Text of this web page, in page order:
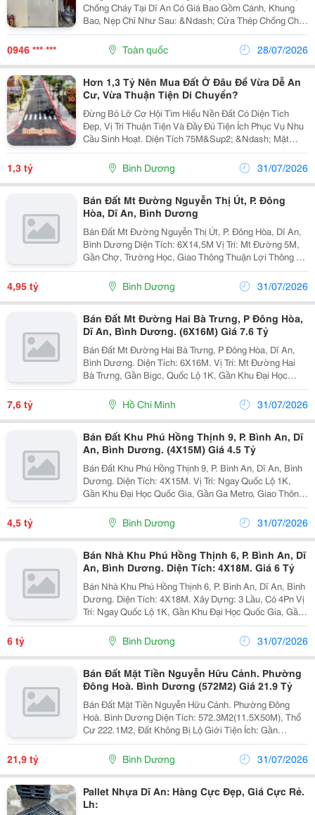
Chống Cháy Tại Dĩ An Có Giá Bao Gồm Cánh, Khung
Bao, Nẹp Chỉ Như Sau: &Ndash; Cửa Thép Chống Cháy
Có Kiểm Định Ei70: 2.550.000 Đ/ M2 &Ndash; Cửa
Thép Chống Cháy Có Kiểm Định Ei90: 2.850.000 Đ/...
0946 *** *** Toàn quốc 28/07/2026
Hơn 1,3 Tỷ Nên Mua Đất Ở Đâu Để Vừa Dễ An
Cư, Vừa Thuận Tiện Di Chuyển?
Đừng Bỏ Lỡ Cơ Hội Tìm Hiểu Nền Đất Có Diện Tích
Đẹp, Vị Trí Thuận Tiện Và Đầy Đủ Tiện Ích Phục Vụ Nhu
Cầu Sinh Hoạt. Diện Tích 75M&Sup2; &Ndash; Mặt
Tiền 5M Khoảng 40 Phút Di Chuyển Đến Tp.hcm Sổ
Hồng Riêng, Thông Tin Pháp Lý Rõ Ràng ✔️ Gần Chợ,...
1,3 tỷ Bình Dương 31/07/2026
Bán Đất Mt Đường Nguyễn Thị Út, P. Đông
Hòa, Dĩ An, Bình Dương
Bán Đất Mt Đường Nguyễn Thị Út, P. Đông Hòa, Dĩ An,
Bình Dương Diện Tích: 6X14,5M Vị Trí: Mt Đường 5M,
Gần Chợ, Trường Học, Giao Thông Thuận Lợi Thông Ra
Trần Hưng Đạo, Quốc Lộ 1K&Hellip;&Hellip; Pháp Lý: Sổ
Đỏ Giá: 4,95 Tỷ Vui Lòng Liên...
4,95 tỷ Bình Dương 31/07/2026
Bán Đất Mt Đường Hai Bà Trưng, P Đông Hòa,
Dĩ An, Bình Dương. (6X16M) Giá 7.6 Tỷ
Bán Đất Mt Đường Hai Bà Trưng, P Đông Hòa, Dĩ An,
Bình Dương. Diện Tích: 6X16M. Vị Trí: Mt Đường Hai
Bà Trưng, Gần Bigc, Quốc Lộ 1K, Gần Khu Đại Học
Quốc Gia, Gần Ga Metro, Giao Thông Thuận Lợi,
&Hellip;.. Pháp Lý: Sổ Đỏ. Giá: 7,6 Tỷ.tl ...
7,6 tỷ Hồ Chí Minh 31/07/2026
Bán Đất Khu Phú Hồng Thịnh 9, P. Bình An, Dĩ
An, Bình Dương. (4X15M) Giá 4.5 Tỷ
Bán Đất Khu Phú Hồng Thịnh 9, P. Bình An, Dĩ An, Bình
Dương. Diện Tích: 4X15M. Vị Trí: Ngay Quốc Lộ 1K,
Gần Khu Đại Học Quốc Gia, Gần Ga Metro, Giao Thông
Thuận Lợi, &Hellip;.. Pháp Lý: Sổ Đỏ. Giá: 4,5 Tỷ. Liên
Hê: Sang 0933 222 985
4,5 tỷ Bình Dương 31/07/2026
Bán Nhà Khu Phú Hồng Thịnh 6, P. Bình An, Dĩ
An, Bình Dương. Diện Tích: 4X18M. Giá 6 Tỷ
Bán Nhà Khu Phú Hồng Thịnh 6, P. Bình An, Dĩ An, Bình
Dương. Diện Tích: 4X18M. Xây Dựng: 3 Lầu, Có 4Pn Vị
Trí: Ngay Quốc Lộ 1K, Gần Khu Đại Học Quốc Gia, Gần
Ga Metro, Giao Thông Thuận Lợi, &Hellip;.. Pháp Lý: Sổ
Hồng Giá: 6 Tỷ. Liên Hê: Sang 0933...
6 tỷ Bình Dương 31/07/2026
Bán Đất Mặt Tiền Nguyễn Hữu Cảnh. Phường
Đông Hoà. Bình Dương (572M2) Giá 21.9 Tỷ
Bán Đất Mặt Tiền Nguyễn Hữu Cảnh. Phường Đông
Hoà. Bình Dương Diện Tích: 572.3M2(11.5X50M), Thổ
Cư 222.1M2, Đất Không Bị Lộ Giới Tiện Ích: Gần
Trường Học Cấp 1,2,3. Chợ, Bệnh Viện Hoàn Mỹ, Siêu
Thị. Go Dĩ An, Giao Thông Thuận Lợi Nối Ra Quppsc
21,9 tỷ Bình Dương 31/07/2026
Pallet Nhựa Dĩ An: Hàng Cực Đẹp, Giá Cực Rẻ.
Lh: